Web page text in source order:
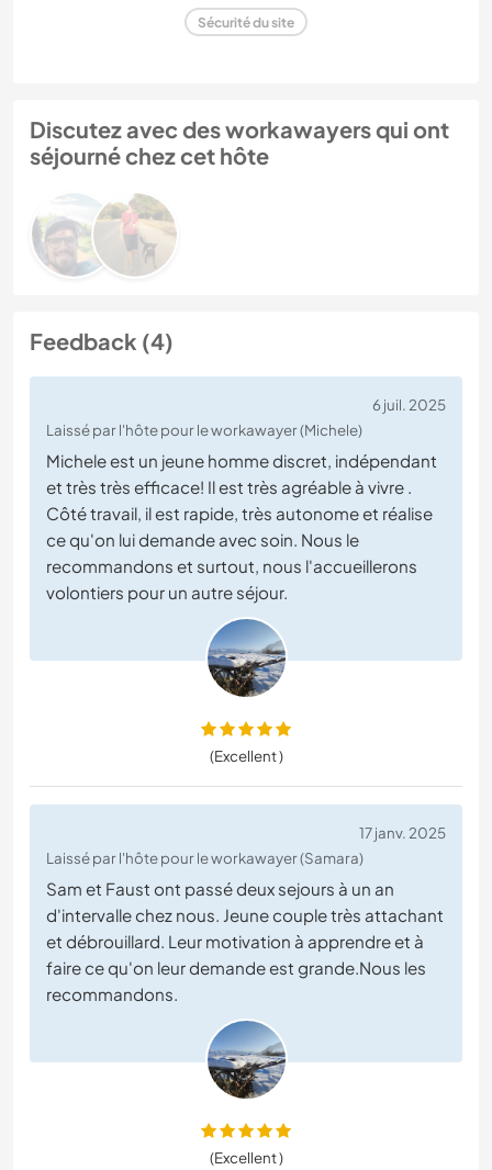
Sécurité du site
Discutez avec des workawayers qui ont
séjourné chez cet hôte
Feedback (4)
6 juil. 2025
Laissé par l'hôte pour le workawayer (Michele)
Michele est un jeune homme discret, indépendant
et très très efficace! Il est très agréable à vivre .
Côté travail, il est rapide, très autonome et réalise
ce qu'on lui demande avec soin. Nous le
recommandons et surtout, nous l'accueillerons
volontiers pour un autre séjour.
(Excellent )
17 janv. 2025
Laissé par l'hôte pour le workawayer (Samara)
Sam et Faust ont passé deux sejours à un an
d'intervalle chez nous. Jeune couple très attachant
et débrouillard. Leur motivation à apprendre et à
faire ce qu'on leur demande est grande.Nous les
recommandons.
(Excellent )